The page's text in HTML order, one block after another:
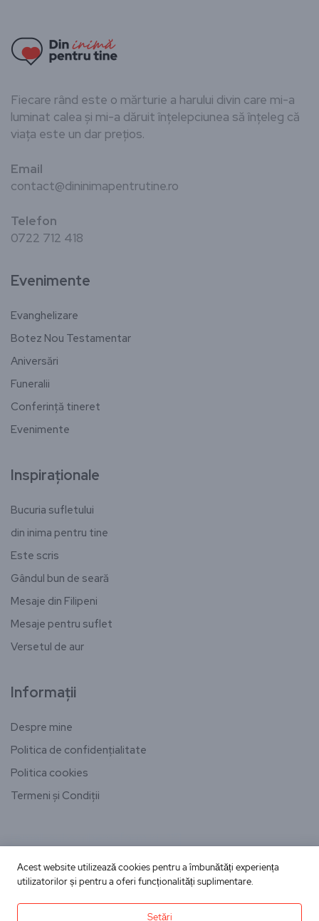
Fiecare rând este o mărturie a harului divin care mi-a
luminat calea și mi-a dăruit înțelepciunea să înțeleg că
viața este un dar prețios.
Email
contact@dininimapentrutine.ro
Telefon
0722 712 418
Evenimente
Evanghelizare
Botez Nou Testamentar
Aniversări
Funeralii
Conferință tineret
Evenimente
Inspiraționale
Bucuria sufletului
din inima pentru tine
Este scris
Gândul bun de seară
Mesaje din Filipeni
Mesaje pentru suflet
Versetul de aur
Informații
Despre mine
Politica de confidențialitate
Politica cookies
Termeni și Condiții
Acest website utilizează cookies pentru a îmbunătăți experiența
utilizatorilor și pentru a oferi funcționalități suplimentare.
Setări